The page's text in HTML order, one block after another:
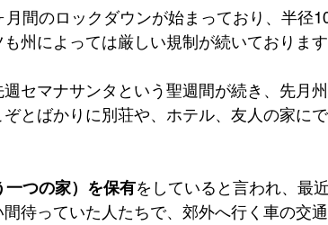
間のロックダウンが始まっており、半径
州によっては厳しい規制が続いておりま
セマナサンタという聖週間が続き、先月
とばかりに別荘や、ホテル、友人の家に
一つの家）を保有をしていると言われ、最
待っていた人たちで、郊外へ行く車の交